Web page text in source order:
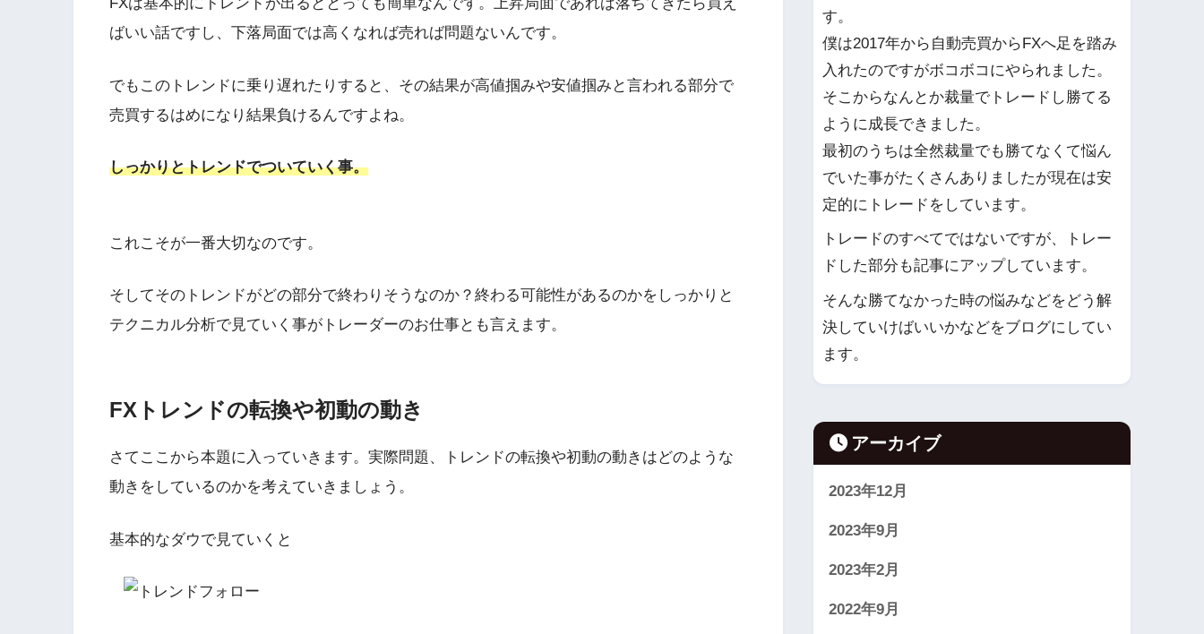
ばいい話ですし、下落局面では高くなれば売れば問題ないんです。
でもこのトレンドに乗り遅れたりすると、その結果が高値掴みや安値掴みと言われる部分で
売買するはめになり結果負けるんですよね。
しっかりとトレンドでついていく事。
これこそが一番大切なのです。
そしてそのトレンドがどの部分で終わりそうなのか？終わる可能性があるのかをしっかりと
テクニカル分析で見ていく事がトレーダーのお仕事とも言えます。
FXトレンドの転換や初動の動き
さてここから本題に入っていきます。実際問題、トレンドの転換や初動の動きはどのような
動きをしているのかを考えていきましょう。
基本的なダウで見ていくと
す。
僕は2017年から自動売買からFXへ足を踏み
入れたのですがボコボコにやられました。
そこからなんとか裁量でトレードし勝てる
ように成長できました。
最初のうちは全然裁量でも勝てなくて悩ん
でいた事がたくさんありましたが現在は安
定的にトレードをしています。
トレードのすべてではないですが、トレー
ドした部分も記事にアップしています。
そんな勝てなかった時の悩みなどをどう解
決していけばいいかなどをブログにしてい
ます。
アーカイブ
2023年12月
2023年9月
2023年2月
2022年9月